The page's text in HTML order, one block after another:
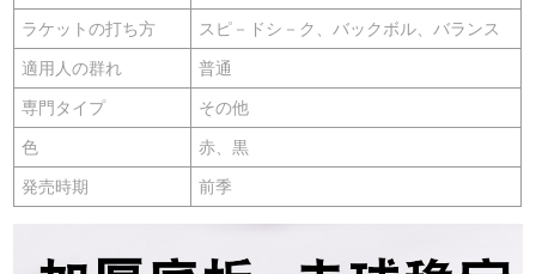
ラケットの打ち方 スピ－ドシ－ク、バックボル、バランス
適用人の群れ 普通
専門タイプ その他
色 赤、黒
発売時期 前季